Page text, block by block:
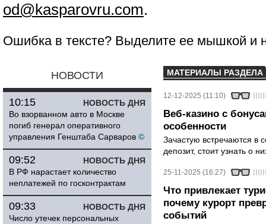
od@kasparovru.com.
Ошибка в тексте? Выделите ее мышкой и
НОВОСТИ
НОВОСТЬ ДНЯ
10:15
Во взорванном авто в Москве
погиб генерал оперативного
управления Генштаба Сарваров ©
НОВОСТЬ ДНЯ
09:52
В РФ нарастает количество
неплатежей по госконтрактам
НОВОСТЬ ДНЯ
09:33
Число утечек персональных
МАТЕРИАЛЫ РАЗДЕЛА
12-12-2025 (11:10)
Веб-казино с
особенности
Зачастую встречаются в
депозит, стоит узнать о
25-11-2025 (16:27)
Что привлекает
почему курорт
событий